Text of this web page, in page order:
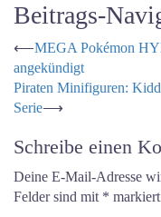
Beitrags-
⟵MEGA Pokémon
angekündigt
Piraten Minifiguren:
Serie⟶
Schreibe einen
Deine E-Mail-Adresse
Felder sind mit * markiert